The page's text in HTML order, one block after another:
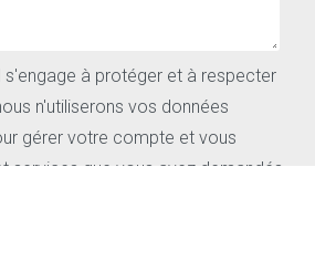
s'engage à protéger et à respecter
n'utiliserons vos données
gérer votre compte et vous
services que vous avez demandés.
d'autres communications de la part